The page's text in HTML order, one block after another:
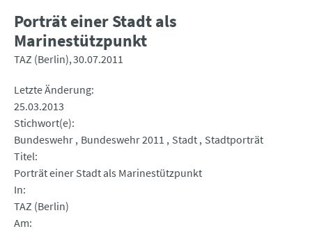
Porträt einer Stadt als
Marinestützpunkt
TAZ (Berlin) 30.07.2011
Letzte Änderung
25.03.2013
Stichwort(e)
Bundeswehr Bundeswehr 2011 Stadt Stadtporträt
Titel
Porträt einer Stadt als Marinestützpunkt
In
TAZ (Berlin)
Am